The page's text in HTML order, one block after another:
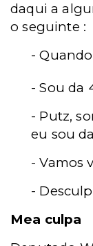
daqui a
o seguinte :
-
- Sou da
- Putz,
eu sou
- Vamos
-
Mea culpa